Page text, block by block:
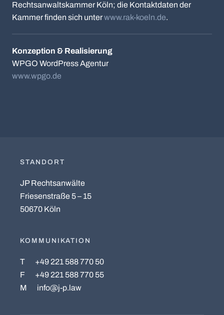
Rechtsanwaltskammer Köln; die Kontaktdaten der
Kammer finden sich unterwww.rak-koeln.de.
Konzeption & Realisierung
WPGO WordPress Agentur
www.wpgo.de
STANDORT
JP Rechtsanwälte
Friesenstraße 5 – 15
50670 Köln
KOMMUNIKATION
T
+49 221 588 770 50
F
+49 221 588 770 55
M
info@j-p.law